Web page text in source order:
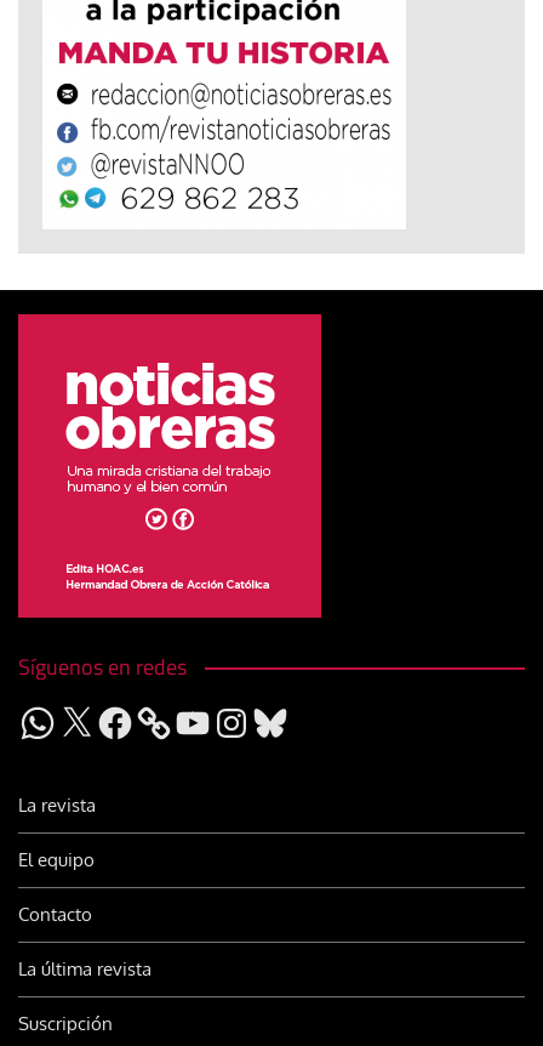
Síguenos en redes
WhatsApp
X Facebook YouTubeInstagram
Bluesky
La revista
El equipo
Contacto
La última revista
Suscripción